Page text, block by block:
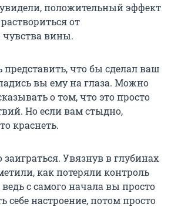
положительный эффект
от
вины.
что бы сделал ваш
вы ему на глаза. Можно
о том, что это просто
Но если вам стыдно,
краснеть.
Увязнув в глубинах
как потеряли контроль
с самого начала вы просто
себе настроение, потом просто